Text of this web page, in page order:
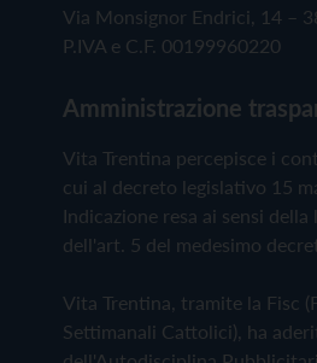
Via Monsignor Endrici, 14 –
P.IVA e C.F. 00199960220
Amministrazione
Vita Trentina percepisce i
cui al decreto legislativo 15
Indicazione resa ai sensi
dell'art. 5 del medesimo
Vita Trentina, tramite la Fisc
Settimanali Cattolici), ha